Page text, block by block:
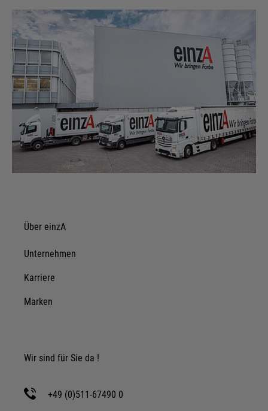
Über einzA
Unternehmen
Karriere
Marken
Wir sind für Sie da !
+49 (0)511-67490 0